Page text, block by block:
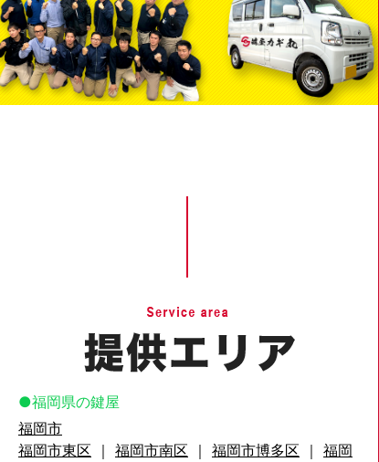
福岡県の鍵屋
福岡市
福岡市東区 ｜ 福岡市南区 ｜ 福岡市博多区 ｜ 福岡